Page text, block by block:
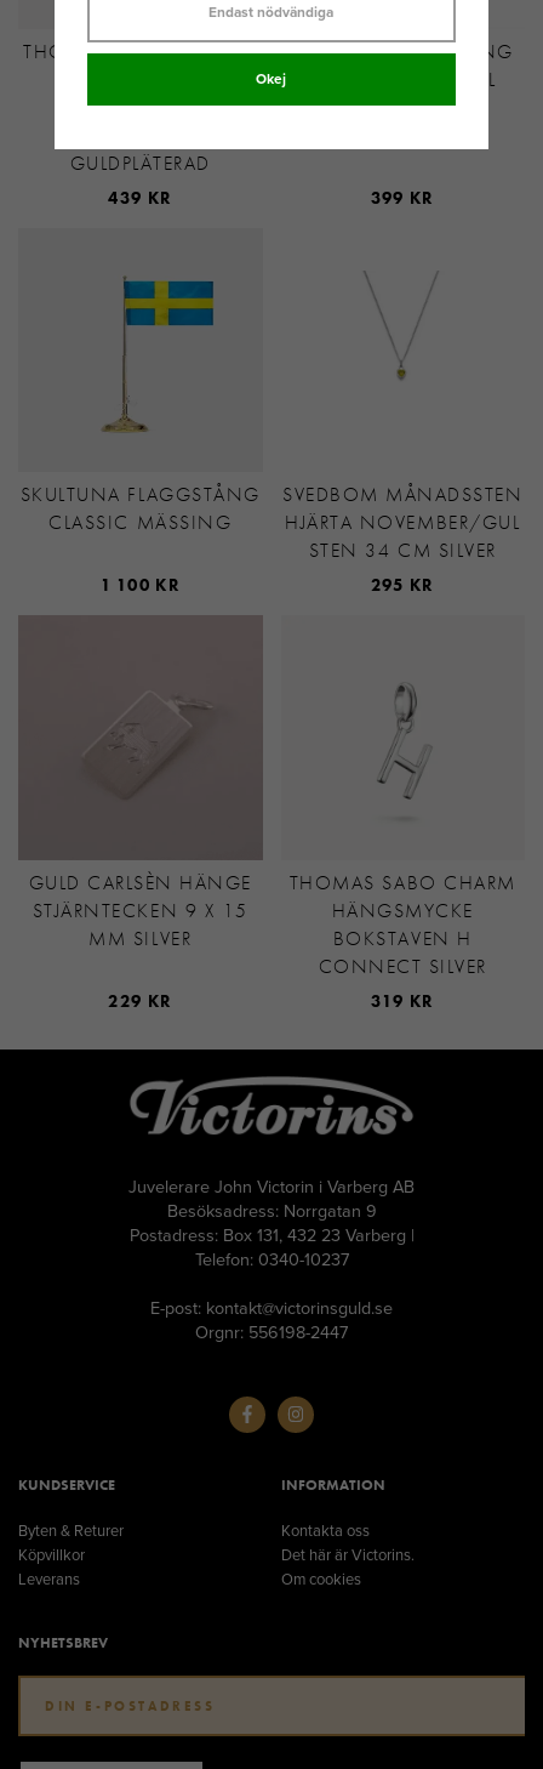
THOMAS SABO CHARM-
BOKSTAVEN E
GULDPLÄTERAD
439 KR
AROCK BENZON RING
GULDPLÄTERAT STÅL
399 KR
SKULTUNA FLAGGSTÅNG
CLASSIC MÄSSING
1 100 KR
SVEDBOM MÅNADSSTEN
HJÄRTA NOVEMBER/GUL
STEN 34 CM SILVER
295 KR
GULD CARLSÈN HÄNGE
STJÄRNTECKEN 9 X 15
MM SILVER
229 KR
THOMAS SABO CHARM
HÄNGSMYCKE
BOKSTAVEN H
CONNECT SILVER
319 KR
Juvelerare John Victorin i Varberg AB
Besöksadress: Norrgatan 9
Postadress: Box 131, 432 23 Varberg |
Telefon: 0340-10237
E-post: kontakt@victorinsguld.se
Orgnr: 556198-2447
KUNDSERVICE
Byten & Returer
Köpvillkor
Leverans
INFORMATION
Kontakta oss
Det här är Victorins.
Om cookies
NYHETSBREV
Endast nödvändiga
Okej